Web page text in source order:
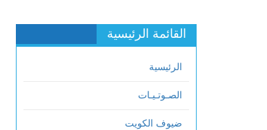
القائمة الرئيسية
الرئيسية
الصـوتـيـات
ضيوف الكويت